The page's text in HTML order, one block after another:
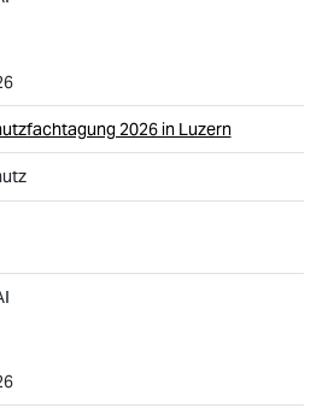
2026 in Luzern